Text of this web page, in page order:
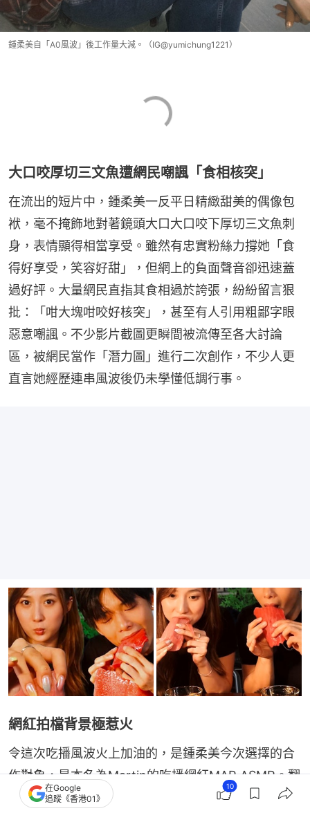
鍾柔美自「A0風波」後工作量大減。（IG@yumichung1221）
大口咬厚切三文魚遭網民嘲諷「食相核突」
在流出的短片中，鍾柔美一反平日精緻甜美的偶像包
袱，毫不掩飾地對著鏡頭大口大口咬下厚切三文魚刺
身，表情顯得相當享受。雖然有忠實粉絲力撐她「食
得好享受，笑容好甜」，但網上的負面聲音卻迅速蓋
過好評。大量網民直指其食相過於誇張，紛紛留言狠
批：「咁大塊咁咬好核突」，甚至有人引用粗鄙字眼
惡意嘲諷。不少影片截圖更瞬間被流傳至各大討論
區，被網民當作「潛力圖」進行二次創作，不少人更
直言她經歷連串風波後仍未學懂低調行事。
網紅拍檔背景極惹火
令這次吃播風波火上加油的，是鍾柔美今次選擇的合
作對象，是本名為Martin的吃播網紅MAR ASMR。翻
查資料，該名網紅的私生活底牌相當惹火。約四年
在Google
追蹤《香港01》
10